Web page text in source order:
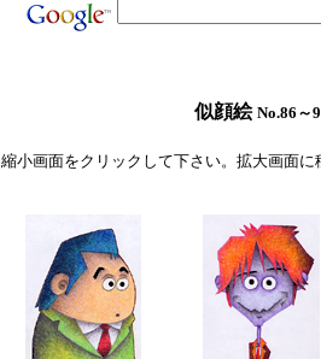
似顔絵 No.86～
縮小画面をクリックして下さい。拡大画面に